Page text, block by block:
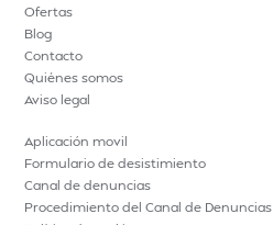
Ofertas
Blog
Contacto
Quiénes somos
Aviso legal
Aplicación movil
Formulario de desistimiento
Canal de denuncias
Procedimiento del Canal de Denuncias